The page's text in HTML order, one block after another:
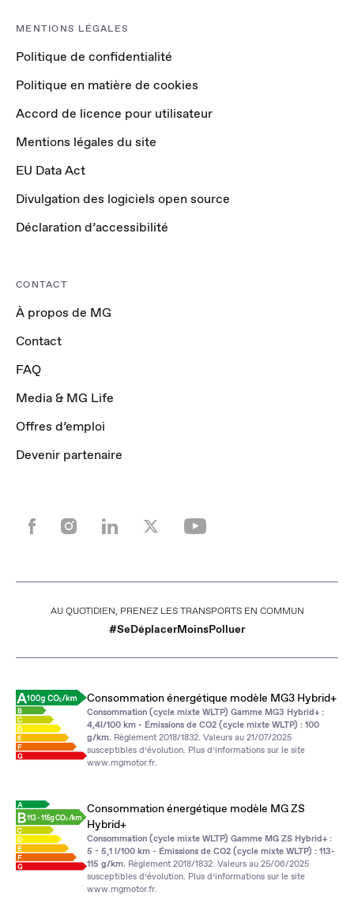
MENTIONS LÉGALES
Politique de confidentialité
Politique en matière de cookies
Accord de licence pour utilisateur
Mentions légales du site
EU Data Act
Divulgation des logiciels open source
Déclaration d’accessibilité
CONTACT
À propos de MG
Contact
FAQ
Media & MG Life
Offres d’emploi
Devenir partenaire
AU QUOTIDIEN, PRENEZ LES TRANSPORTS EN COMMUN
#SeDéplacerMoinsPolluer
Consommation énergétique modèle MG3 Hybrid+
Consommation (cycle mixte WLTP) Gamme MG3 Hybrid+ :
4,4l/100 km - Émissions de CO2 (cycle mixte WLTP) : 100
g/km. Règlement 2018/1832. Valeurs au 21/07/2025
susceptibles d’évolution. Plus d’informations sur le site
www.mgmotor.fr.
Consommation énergétique modèle MG ZS
Hybrid+
Consommation (cycle mixte WLTP) Gamme MG ZS Hybrid+ :
5 - 5,1 l/100 km - Émissions de CO2 (cycle mixte WLTP) : 113-
115 g/km. Règlement 2018/1832. Valeurs au 25/06/2025
susceptibles d’évolution. Plus d’informations sur le site
www.mgmotor.fr.